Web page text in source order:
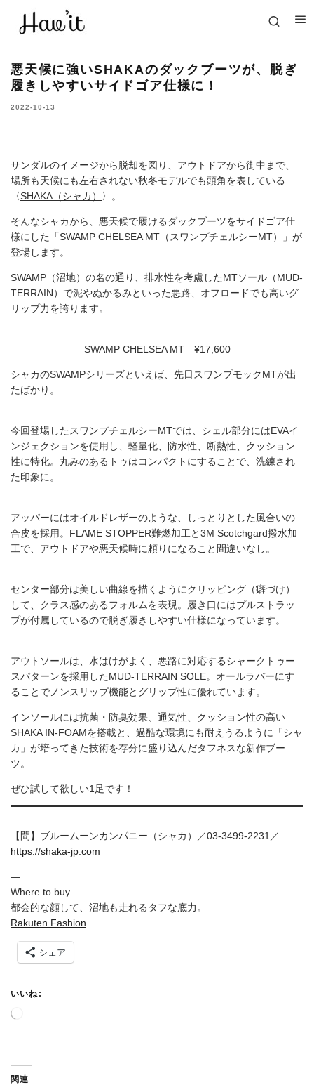
悪天候に強いSHAKAのダックブーツが、脱ぎ
履きしやすいサイドゴア仕様に！
2022-10-13
サンダルのイメージから脱却を図り、アウトドアから街中まで、
場所も天候にも左右されない秋冬モデルでも頭角を表している
〈SHAKA（シャカ） 〉。
そんなシャカから、悪天候で履けるダックブーツをサイドゴア仕
様にした「SWAMP CHELSEA MT（スワンプチェルシーMT）」が
登場します。
SWAMP（沼地）の名の通り、排水性を考慮したMTソール（MUD-
TERRAIN）で泥やぬかるみといった悪路、オフロードでも高いグ
リップ力を誇ります。
SWAMP CHELSEA MT ¥17,600
シャカのSWAMPシリーズといえば、先日スワンプモックMTが出
たばかり。
今回登場したスワンプチェルシーMTでは、シェル部分にはEVAイ
ンジェクションを使用し、軽量化、防水性、断熱性、クッション
性に特化。丸みのあるトゥはコンパクトにすることで、洗練され
た印象に。
アッパーには︎オイルドレザーのような、しっとりとした風合いの
合皮を採用。FLAME STOPPER難燃加工と3M Scotchgard撥水加
工で、アウトドアや悪天候時に頼りになること間違いなし。
センター部分は美しい曲線を描くようにクリッピング（癖づけ）
して、クラス感のあるフォルムを表現。履き口にはプルストラッ
プが付属しているので脱ぎ履きしやすい仕様になっています。
アウトソールは、水はけがよく、悪路に対応するシャークトゥー
スパターンを採用したMUD-TERRAIN SOLE。オールラバーにす
ることでノンスリップ機能とグリップ性に優れています。
インソールには抗菌・防臭効果、通気性、クッション性の高い
SHAKA IN-FOAMを搭載と、過酷な環境にも耐えうるように「シャ
カ」が培ってきた技術を存分に盛り込んだタフネスな新作ブー
ツ。
ぜひ試して欲しい1足です！
【問】ブルームーンカンパニー（シャカ）／03-3499-2231／
https://shaka-jp.com
—
Where to buy
都会的な顔して、沼地も走れるタフな底力。
Rakuten Fashion
シェア
いいね:
中
関連